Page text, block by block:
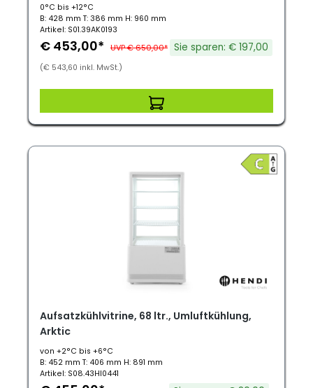
0°C bis +12°C
B: 428 mm T: 386 mm H: 960 mm
Artikel: S01.39AK0193
€ 453,00* UVP € 650,00* Sie sparen: € 197,00
(€ 543,60 inkl. MwSt.)
Aufsatzkühlvitrine, 68 ltr., Umluftkühlung,
Arktic
von +2°C bis +6°C
B: 452 mm T: 406 mm H: 891 mm
Artikel: S08.43HI0441